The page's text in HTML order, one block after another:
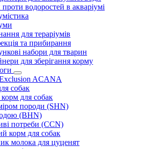
проти водоростей в акваріумі
для тераріумів
та прибирання
набори для тварин
для зберігання корму
ACANA
собак
для собак
породи (SHN)
(BHN)
потреби (CCN)
корм для собак
молока для цуценят